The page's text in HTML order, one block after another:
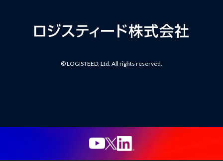
© LOGISTEED, Ltd. All rights reserved.